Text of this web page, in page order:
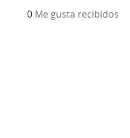
0 Me gusta recibidos